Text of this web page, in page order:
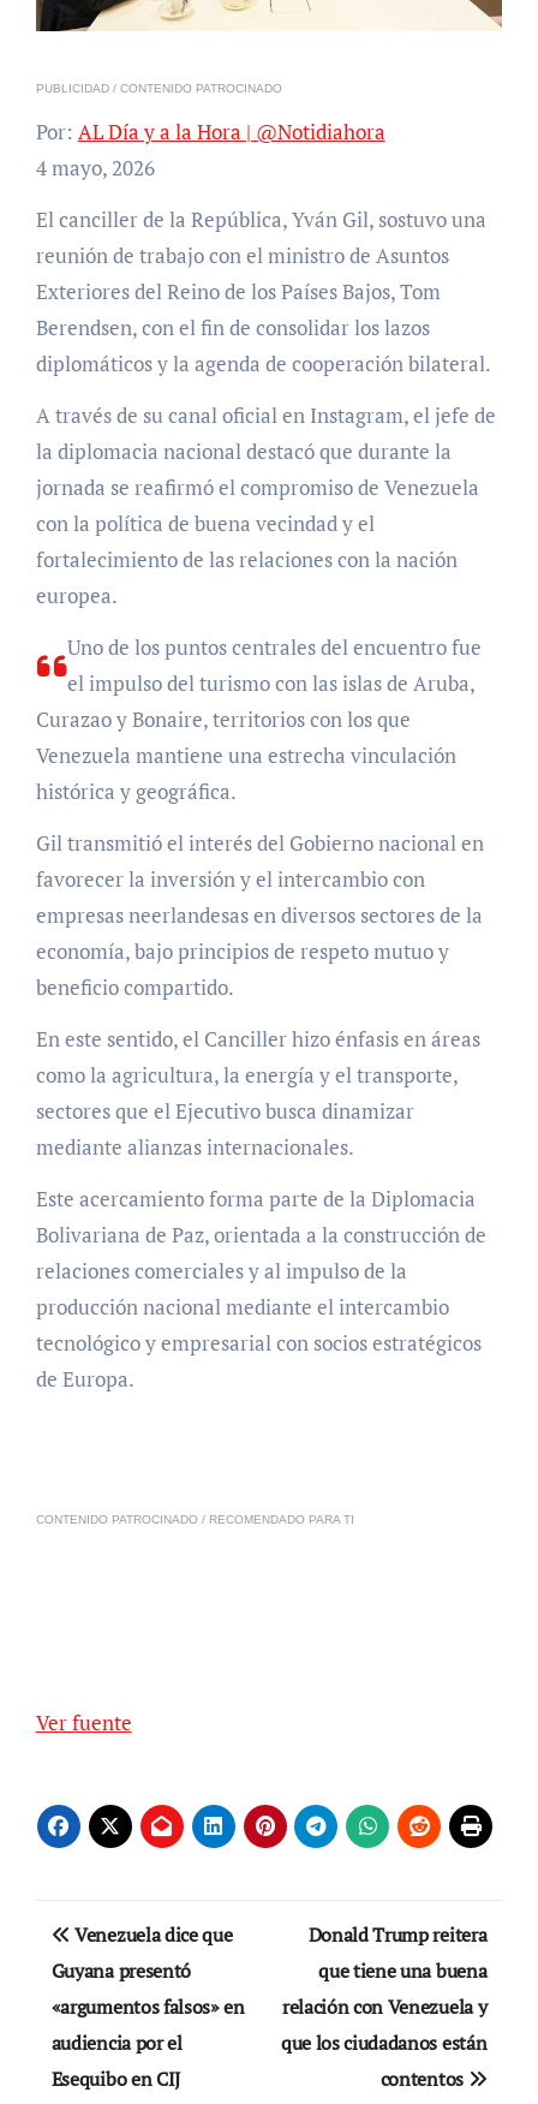
PUBLICIDAD / CONTENIDO PATROCINADO
Por: AL Día y a la Hora | @Notidiahora
4 mayo, 2026
El canciller de la República, Yván Gil, sostuvo una
reunión de trabajo con el ministro de Asuntos
Exteriores del Reino de los Países Bajos, Tom
Berendsen, con el fin de consolidar los lazos
diplomáticos y la agenda de cooperación bilateral.
A través de su canal oficial en Instagram, el jefe de
la diplomacia nacional destacó que durante la
jornada se reafirmó el compromiso de Venezuela
con la política de buena vecindad y el
fortalecimiento de las relaciones con la nación
europea.
Uno de los puntos centrales del encuentro fue
el impulso del turismo con las islas de Aruba,
Curazao y Bonaire, territorios con los que
Venezuela mantiene una estrecha vinculación
histórica y geográfica.
Gil transmitió el interés del Gobierno nacional en
favorecer la inversión y el intercambio con
empresas neerlandesas en diversos sectores de la
economía, bajo principios de respeto mutuo y
beneficio compartido.
En este sentido, el Canciller hizo énfasis en áreas
como la agricultura, la energía y el transporte,
sectores que el Ejecutivo busca dinamizar
mediante alianzas internacionales.
Este acercamiento forma parte de la Diplomacia
Bolivariana de Paz, orientada a la construcción de
relaciones comerciales y al impulso de la
producción nacional mediante el intercambio
tecnológico y empresarial con socios estratégicos
de Europa.
CONTENIDO PATROCINADO / RECOMENDADO PARA TI
Ver fuente
Navegación
de
entradas
Venezuela dice que
Guyana presentó
«argumentos falsos» en
audiencia por el
Esequibo en CIJ
Donald Trump reitera
que tiene una buena
relación con Venezuela y
que los ciudadanos están
contentos